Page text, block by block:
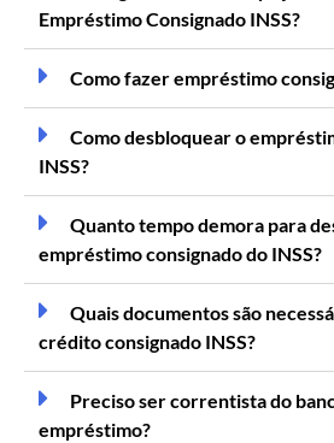
Empréstimo Consignado INSS?
Como fazer empréstimo
Como desbloquear o
INSS?
Quanto tempo demora para
empréstimo consignado do INSS?
Quais documentos são
crédito consignado INSS?
Preciso ser correntista do
empréstimo?